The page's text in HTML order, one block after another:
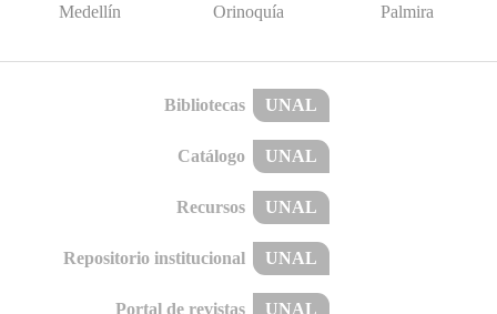
Medellín Orinoquía Palmira
Bibliotecas UNAL
Catálogo UNAL
Recursos UNAL
Repositorio institucional UNAL
Portal de revistas UNAL